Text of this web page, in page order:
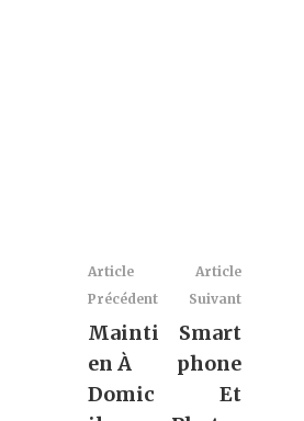
Article
Précédent
Mainti
En À
Domic
Article
Suivant
Smart
Phone
Et